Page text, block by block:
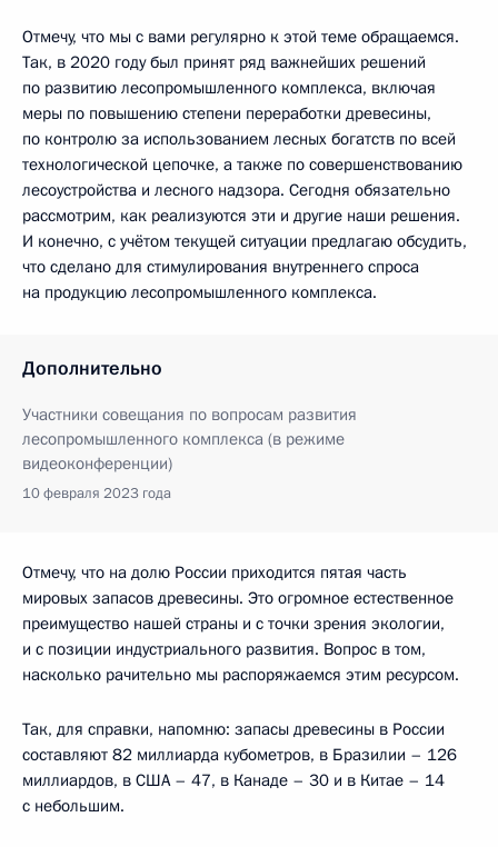
Отмечу, что мы с вами регулярно к этой теме обращаемся.
Так, в 2020 году был принят ряд важнейших решений
по развитию лесопромышленного комплекса, включая
меры по повышению степени переработки древесины,
по контролю за использованием лесных богатств по всей
технологической цепочке, а также по совершенствованию
лесоустройства и лесного надзора. Сегодня обязательно
рассмотрим, как реализуются эти и другие наши решения.
И конечно, с учётом текущей ситуации предлагаю обсудить,
что сделано для стимулирования внутреннего спроса
на продукцию лесопромышленного комплекса.
Дополнительно
Участники совещания по вопросам развития
лесопромышленного комплекса (в режиме
видеоконференции)
10 февраля 2023 года
Отмечу, что на долю России приходится пятая часть
мировых запасов древесины. Это огромное естественное
преимущество нашей страны и с точки зрения экологии,
и с позиции индустриального развития. Вопрос в том,
насколько рачительно мы распоряжаемся этим ресурсом.
Так, для справки, напомню: запасы древесины в России
составляют 82 миллиарда кубометров, в Бразилии – 126
миллиардов, в США – 47, в Канаде – 30 и в Китае – 14
с небольшим.